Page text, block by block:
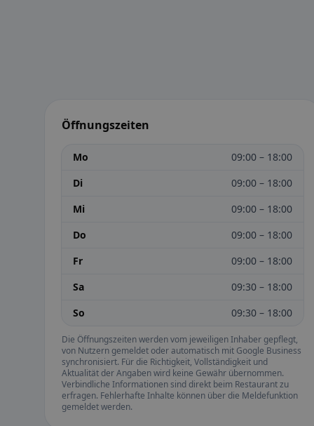
Öffnungszeiten
Mo
09:00 – 18:00
Di
09:00 – 18:00
Mi
09:00 – 18:00
Do
09:00 – 18:00
Fr
09:00 – 18:00
Sa
09:30 – 18:00
So
09:30 – 18:00
Die Öffnungszeiten werden vom jeweiligen Inhaber gepflegt,
von Nutzern gemeldet oder automatisch mit Google Business
synchronisiert. Für die Richtigkeit, Vollständigkeit und
Aktualität der Angaben wird keine Gewähr übernommen.
Verbindliche Informationen sind direkt beim Restaurant zu
erfragen. Fehlerhafte Inhalte können über die Meldefunktion
gemeldet werden.